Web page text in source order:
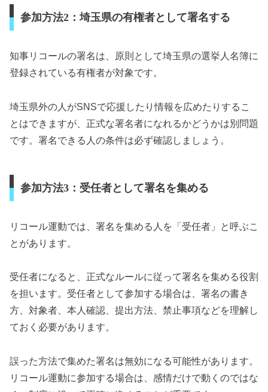
参加方法2：埼玉県の有権者として署名する
知事リコールの署名は、原則として埼玉県の選挙人名簿に
登録されている有権者が対象です。
埼玉県外の人がSNSで応援したり情報を広めたりするこ
とはできますが、正式な署名者になれるかどうかは別問題
です。署名できる人の条件は必ず確認しましょう。
参加方法3：受任者として署名を集める
リコール運動では、署名を集める人を「受任者」と呼ぶこ
とがあります。
受任者になると、正式なルールに従って署名を集める役割
を担います。受任者として参加する場合は、署名の書き
方、対象者、本人確認、提出方法、禁止事項などを理解し
ておく必要があります。
誤った方法で集めた署名は無効になる可能性があります。
リコール運動に参加する場合は、感情だけで動くのではな